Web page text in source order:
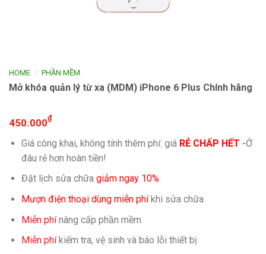
HOME / PHẦN MỀM
Mở khóa quản lý từ xa (MDM) iPhone 6 Plus Chính hãng
450.000₫
Giá công khai, không tính thêm phí: giá RẺ CHẤP HẾT -Ở
đâu rẻ hơn hoàn tiền!
Đặt lịch sửa chữa giảm ngay 10%
Mượn điện thoại dùng miễn phíkhi sửa chữa
Miễn phínâng cấp phần mềm
Miễn phíkiếm tra, vệ sinh và báo lỗi thiết bị